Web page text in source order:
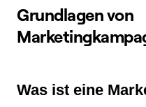
Grundlagen von
Was ist eine